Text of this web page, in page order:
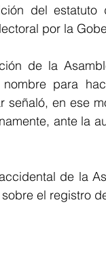
del
por la
de la
para
en ese
ante la
de la
el registro